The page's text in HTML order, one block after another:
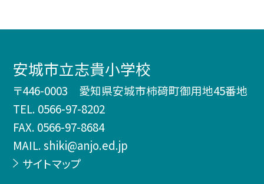
安城市立志貴小学校
〒446-0003 愛知県安城市柿𥔎町御用地45番地
TEL. 0566-97-8202
FAX. 0566-97-8684
MAIL. shiki@anjo.ed.jp
サイトマップ